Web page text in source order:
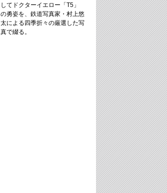
してドクターイエロー「T5」
の勇姿を、鉄道写真家・村上悠
太による四季折々の厳選した写
真で綴る。